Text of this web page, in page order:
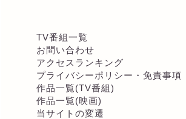
TV番組一覧
お問い合わせ
アクセスランキング
プライバシーポリシー・免責事項
作品一覧(TV番組)
作品一覧(映画)
当サイトの変遷